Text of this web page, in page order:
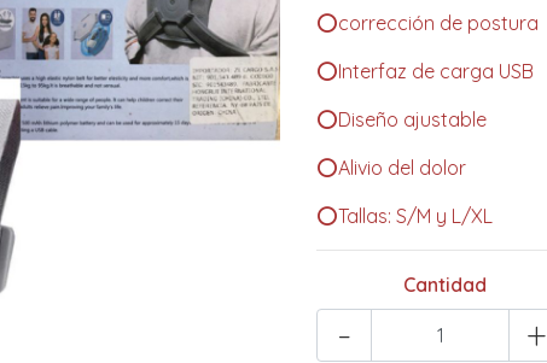
⭕️corrección de postura
⭕️Interfaz de carga USB
⭕️Diseño ajustable
⭕️Alivio del dolor
⭕️Tallas: S/M y L/XL
Cantidad
+
-